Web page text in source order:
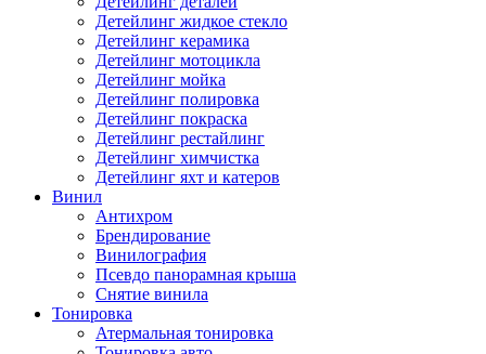
Детейлинг жидкое стекло
Детейлинг керамика
Детейлинг мотоцикла
Детейлинг мойка
Детейлинг полировка
Детейлинг покраска
Детейлинг рестайлинг
Детейлинг химчистка
Детейлинг яхт и катеров
Винил
Антихром
Брендирование
Винилография
Псевдо панорамная крыша
Снятие винила
Тонировка
Атермальная тонировка